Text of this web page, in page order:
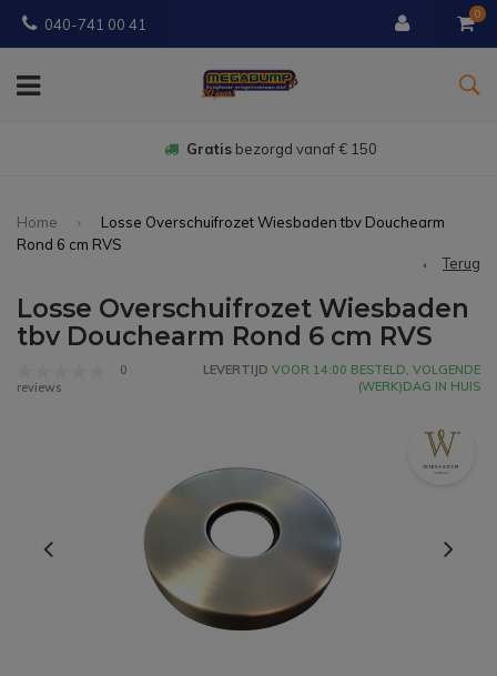
040-741 00 41
0
Gratisbezorgd vanaf € 150
Home
Losse Overschuifrozet Wiesbaden tbv Douchearm
Rond 6 cm RVS
Terug
Losse Overschuifrozet Wiesbaden
tbv Douchearm Rond 6 cm RVS
0
reviews
LEVERTIJD VOOR 14:00 BESTELD, VOLGENDE
(WERK)DAG IN HUIS